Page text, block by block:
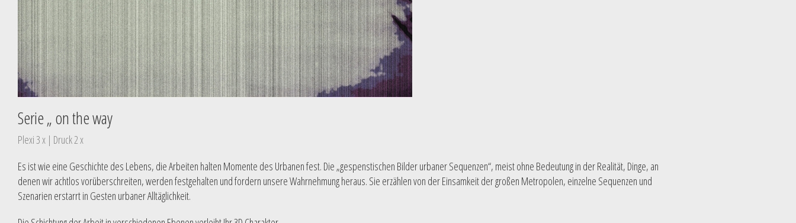
Serie „ on the way
Plexi 3 x | Druck 2 x
Es ist wie eine Geschichte des Lebens, die Arbeiten halten Momente des Urbanen fest. Die „gespenstischen Bilder urbaner Sequenzen“, meist ohne Bedeutung in der Realität, Dinge, an
denen wir achtlos vorüberschreiten, werden festgehalten und fordern unsere Wahrnehmung heraus. Sie erzählen von der Einsamkeit der großen Metropolen, einzelne Sequenzen und
Szenarien erstarrt in Gesten urbaner Alltäglichkeit.